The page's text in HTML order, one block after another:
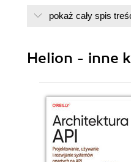
Zastosowanie PHP
samochodowe
Formularz
Przetwarzanie
Osadzanie PHP w
Zastosowanie
Instrukcje PHP
Odstępy (44)
Komentarze (45)
pokaż cały spis
Helion - inne